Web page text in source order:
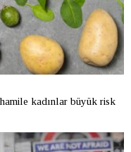
kadınlar büyük risk